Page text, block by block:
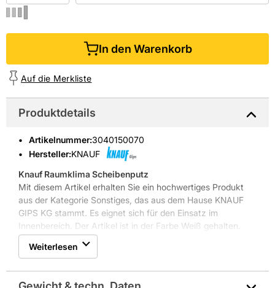
In den Warenkorb
Auf die Merkliste
Produktdetails
Artikelnummer:3040150070
Hersteller:KNAUF
Knauf Raumklima Scheibenputz
Mit diesem Artikel erhalten Sie ein hochwertiges Produkt
aus der Kategorie Sonstiges, das aus dem Hause KNAUF
GIPS KG stammt. Es eignet sich für den Einsatz im
Innenbereich. Der Artikel ist in der Farbe Weiß gehalten.
Weitere Produkteigenschaften: stumpfmatt, hoch
diffusionsoffen
Weiterlesen